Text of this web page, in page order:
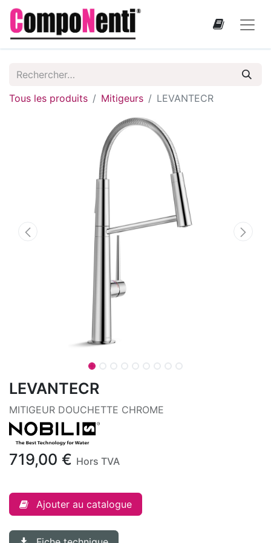
Tous les produits Mitigeurs LEVANTECR
LEVANTECR
MITIGEUR DOUCHETTE CHROME
719,00 € Hors TVA
Ajouter au catalogue